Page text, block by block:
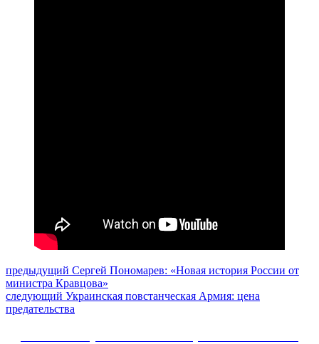
Навигация
по
записям
предыдущий Предыдущий
пост:
Сергей Пономарев: «Новая история России от
министра Кравцова»
следующий Следующее
сообщение:
Украинская повстанческая Армия: цена
предательства